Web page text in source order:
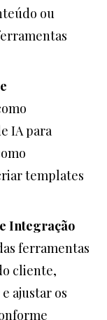
ou
IA para
templates
Integração
ferramentas
cliente,
ajustar os